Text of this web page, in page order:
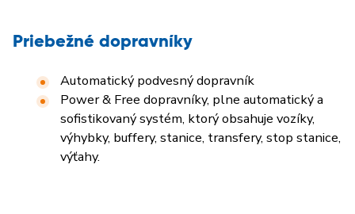
Priebežné dopravníky
Automatický podvesný dopravník
Power & Free dopravníky, plne automatický a
sofistikovaný systém, ktorý obsahuje vozíky,
výhybky, buffery, stanice, transfery, stop stanice,
výťahy.